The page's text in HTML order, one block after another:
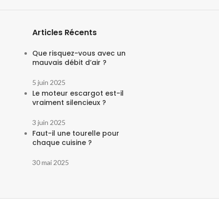
Articles Récents
Que risquez-vous avec un
mauvais débit d’air ?
5 juin 2025
Le moteur escargot est-il
vraiment silencieux ?
3 juin 2025
Faut-il une tourelle pour
chaque cuisine ?
30 mai 2025